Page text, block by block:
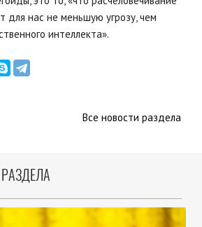
для нас не меньшую угрозу, чем
интеллекта».
Все новости раздела